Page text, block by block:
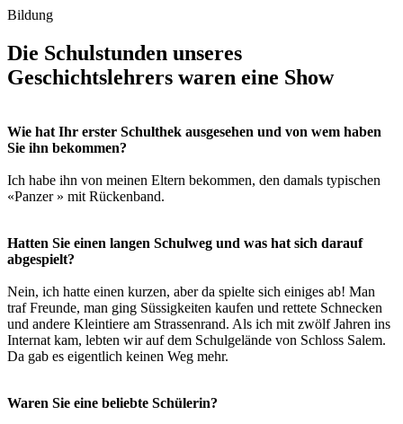
Bildung
Die Schulstunden unseres
Geschichtslehrers waren eine Show
Wie hat Ihr erster Schulthek ausgesehen und von wem haben
Sie ihn bekommen?
Ich habe ihn von meinen Eltern bekommen, den damals typischen
«Panzer » mit Rückenband.
Hatten Sie einen langen Schulweg und was hat sich darauf
abgespielt?
Nein, ich hatte einen kurzen, aber da spielte sich einiges ab! Man
traf Freunde, man ging Süssigkeiten kaufen und rettete Schnecken
und andere Kleintiere am Strassenrand. Als ich mit zwölf Jahren ins
Internat kam, lebten wir auf dem Schulgelände von Schloss Salem.
Da gab es eigentlich keinen Weg mehr.
Waren Sie eine beliebte Schülerin?